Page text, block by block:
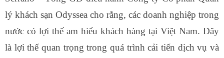
lý khách sạn Odyssea cho rằng, các doanh nghiệp trong
nước có lợi thế am hiểu khách hàng tại Việt Nam. Đây
là lợi thế quan trọng trong quá trình cải tiến dịch vụ và